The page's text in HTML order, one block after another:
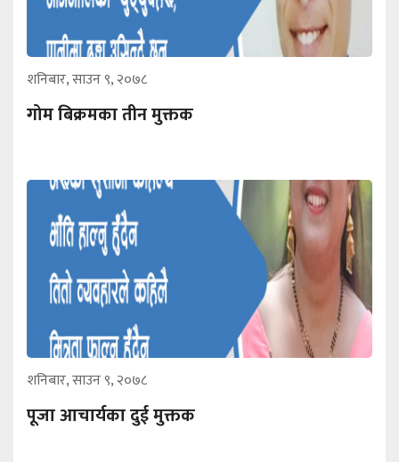
शनिबार, साउन ९, २०७८
गोम बिक्रमका तीन मुक्तक
शनिबार, साउन ९, २०७८
पूजा आचार्यका दुई मुक्तक